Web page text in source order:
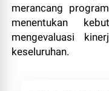
merancang
menentukan
mengevaluasi
keseluruhan.